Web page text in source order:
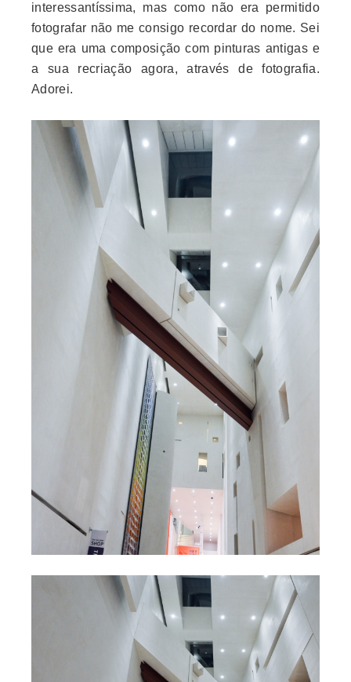
interessantíssima, mas como não era permitido
fotografar não me consigo recordar do nome. Sei
que era uma composição com pinturas antigas e
a sua recriação agora, através de fotografia.
Adorei.